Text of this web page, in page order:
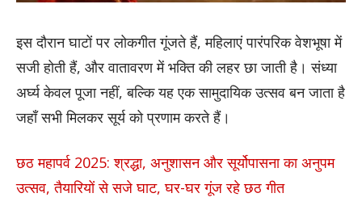
इस दौरान घाटों पर लोकगीत गूंजते हैं, महिलाएं पारंपरिक वेशभूषा में
सजी होती हैं, और वातावरण में भक्ति की लहर छा जाती है। संध्या
अर्घ्य केवल पूजा नहीं, बल्कि यह एक सामुदायिक उत्सव बन जाता है
जहाँ सभी मिलकर सूर्य को प्रणाम करते हैं।
छठ महापर्व 2025: श्रद्धा, अनुशासन और सूर्योपासना का अनुपम
उत्सव, तैयारियों से सजे घाट, घर-घर गूंज रहे छठ गीत